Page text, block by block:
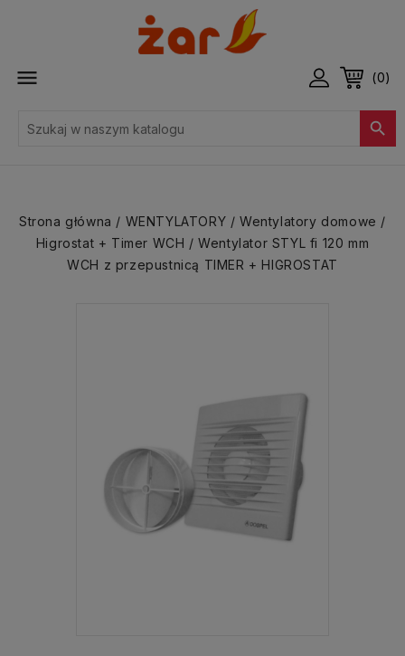
 (0)

Strona główna WENTYLATORY
Wentylatory domowe
Higrostat + Timer WCH
Wentylator STYL fi 120 mm
WCH z przepustnicą TIMER + HIGROSTAT